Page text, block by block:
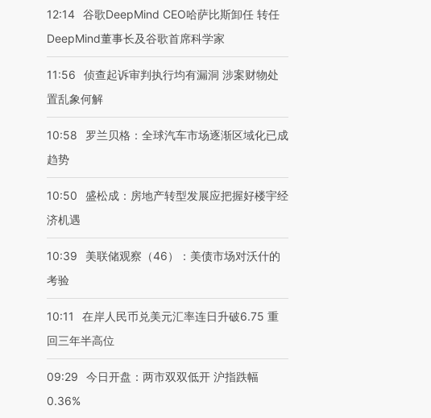
12:14 谷歌DeepMind CEO哈萨比斯卸任 转任
DeepMind董事长及谷歌首席科学家
11:56
侦查起诉审判执行均有漏洞 涉案财物处
置乱象何解
10:58
罗兰贝格：全球汽车市场逐渐区域化已成
趋势
10:50
盛松成：房地产转型发展应把握好楼宇经
济机遇
10:39
美联储观察（46）：美债市场对沃什的
考验
10:11
在岸人民币兑美元汇率连日升破6.75 重
回三年半高位
09:29
今日开盘：两市双双低开 沪指跌幅
0.36%